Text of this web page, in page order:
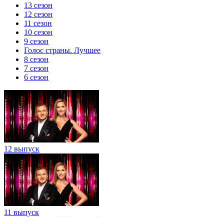
13 сезон
12 сезон
11 сезон
10 сезон
9 сезон
Голос страны. Лучшее
8 сезон
7 сезон
6 сезон
12 выпуск
11 выпуск